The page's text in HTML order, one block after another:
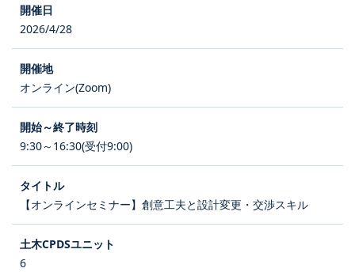
2026/4/28
オンライン(Zoom)
9:30～16:30(受付9:00)
【オンラインセミナー】創意工夫と設計変更・交渉スキル
6